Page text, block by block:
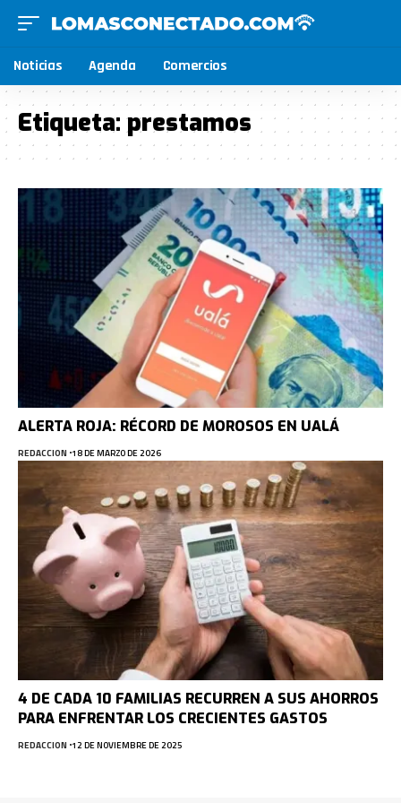
Noticias Agenda Comercios
Etiqueta:prestamos
ALERTA ROJA: RÉCORD DE MOROSOS EN UALÁ
REDACCION 18 DE MARZO DE 2026
4 DE CADA 10 FAMILIAS RECURREN A SUS AHORROS
PARA ENFRENTAR LOS CRECIENTES GASTOS
REDACCION 12 DE NOVIEMBRE DE 2025